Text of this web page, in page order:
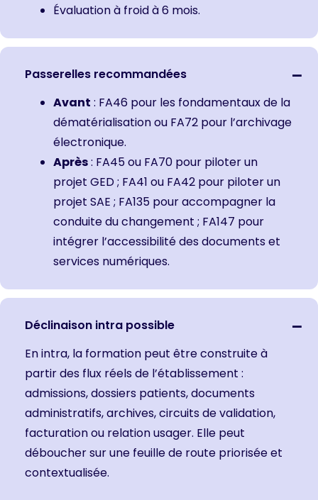
Évaluation à froid à 6 mois.
Passerelles recommandées
Avant : FA46 pour les fondamentaux de la
dématérialisationou FA72 pour l’archivage
électronique.
Après: FA45ou FA70 pour piloter un
projet GED; FA41 ou FA42 pour piloter un
projet SAE ; FA135 pour accompagner la
conduite du changement ; FA147 pour
intégrer l’accessibilité des documents et
services numériques.
Déclinaison intra possible
En intra, la formation peut être construite à
partir des flux réels de l’établissement :
admissions, dossiers patients, documents
administratifs, archives, circuits de validation,
facturation ou relation usager. Elle peut
déboucher sur une feuille de route priorisée et
contextualisée.